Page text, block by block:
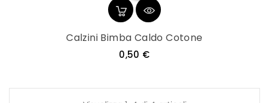
Calzini Bimba Caldo Cotone
0,50 €Prezzo